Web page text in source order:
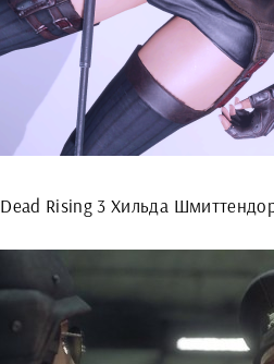
Dead Rising 3 Хильда